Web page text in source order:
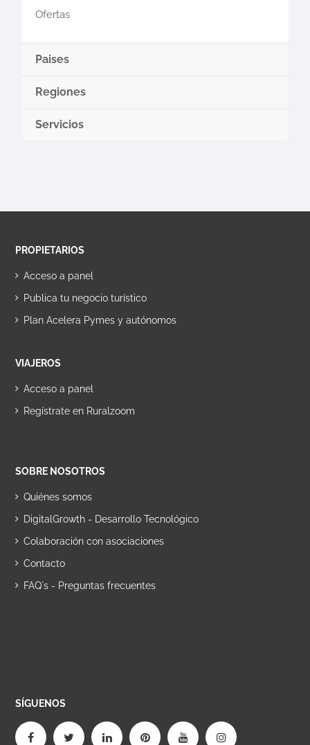
Ofertas
Paises
Regiones
Servicios
PROPIETARIOS
Acceso a panel
Publica tu negocio turístico
Plan Acelera Pymes y autónomos
VIAJEROS
Acceso a panel
Regístrate en Ruralzoom
SOBRE NOSOTROS
Quiénes somos
DigitalGrowth - Desarrollo Tecnológico
Colaboración con asociaciones
Contacto
FAQ´s - Preguntas frecuentes
SÍGUENOS